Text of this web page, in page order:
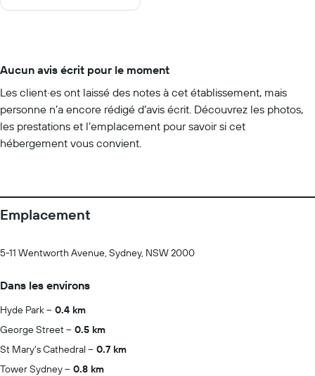
Aucun avis écrit pour le moment
Les client·es ont laissé des notes à cet établissement, mais
personne n’a encore rédigé d’avis écrit. Découvrez les photos,
les prestations et l’emplacement pour savoir si cet
hébergement vous convient.
Emplacement
5-11 Wentworth Avenue, Sydney, NSW 2000
Dans les environs
Hyde Park
0.4 km
George Street
0.5 km
St Mary's Cathedral
0.7 km
Tower Sydney
0.8 km